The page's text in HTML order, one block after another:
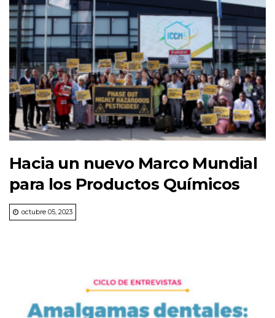
Hacia un nuevo Marco Mundial
para los Productos Químicos
octubre 05, 2023